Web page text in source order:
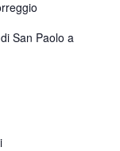
San Paolo a